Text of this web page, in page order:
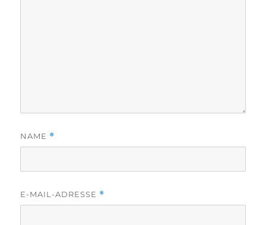
NAME *
E-MAIL-ADRESSE *